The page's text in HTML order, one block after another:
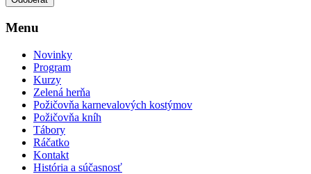
Menu
Novinky
Program
Kurzy
Zelená herňa
Požičovňa karnevalových kostýmov
Požičovňa kníh
Tábory
Ráčatko
Kontakt
História a súčasnosť